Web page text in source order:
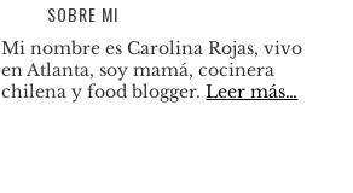
SOBRE MI
Mi nombre es Carolina Rojas, vivo
en Atlanta, soy mamá, cocinera
chilena y food blogger.Leer más…